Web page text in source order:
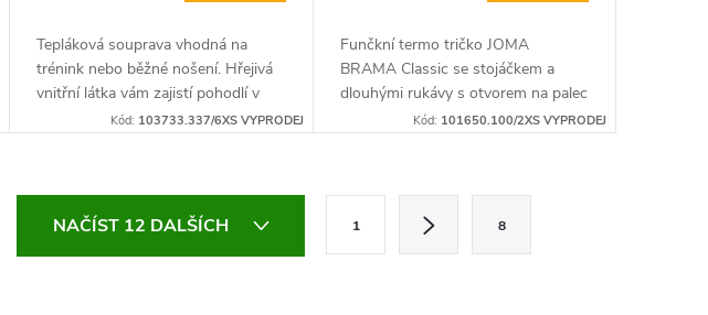
Tepláková souprava vhodná na
trénink nebo běžné nošení. Hřejivá
vnitřní látka vám zajistí pohodlí v
chladném počasí. Souprava se
Kód: 103733.337/6XS VYPRODEJ
Funčkní termo tričko JOMA
BRAMA Classic se stojáčkem a
dlouhými rukávy s otvorem na palec
je ideální jako "první" spodní vrstva.
Kód: 101650.100/2XS VYPRODEJ
NAČÍST 12 DALŠÍCH 1 8